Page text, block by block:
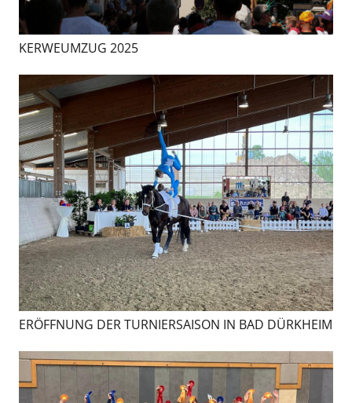
KERWEUMZUG 2025
ERÖFFNUNG DER TURNIERSAISON IN BAD DÜRKHEIM